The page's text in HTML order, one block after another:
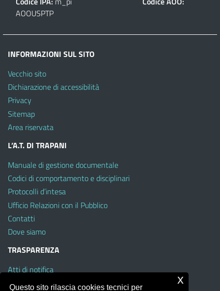
AOOUSPTP
INFORMAZIONI SUL SITO
Vecchio sito
Dichiarazione di accessibilità
Privacy
Sitemap
Area riservata
L’A.T. DI TRAPANI
Manuale di gestione documentale
Codici di comportamento e disciplinari
Protocolli d’intesa
Ufficio Relazioni con il Pubblico
Contatti
Dove siamo
TRASPARENZA
Atti di notifica
Albo on line
Questo sito rilascia cookies tecnici per
x